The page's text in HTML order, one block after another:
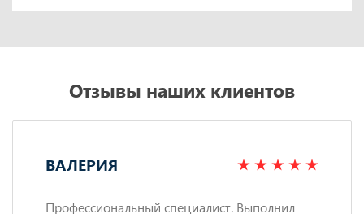
Отзывы наших клиентов
ВАЛЕРИЯ
Профессиональный специалист. Выполнил